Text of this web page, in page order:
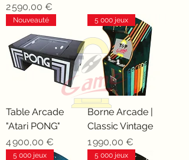
Prix
2 590,00 €
Nouveauté
Table Arcade
"Atari PONG"
Prix
4 900,00 €
5 000 jeux
Borne Arcade |
Classic Vintage
Prix
1 990,00 €
5 000 jeux 5 000 jeux